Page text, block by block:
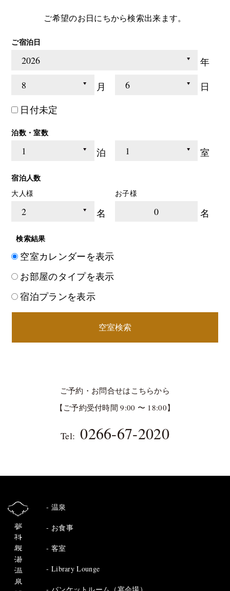
ご希望のお日にちから検索出来ます。
ご宿泊日
年
月
日
日付未定
泊数・室数
泊 室
宿泊人数
大人様
名
お子様
0 名
検索結果
空室カレンダーを表示
お部屋のタイプを表示
宿泊プランを表示
空室検索
ご予約・お問合せはこちらから
【ご予約受付時間 9:00 〜 18:00】
Tel: 0266-67-2020
温泉
お食事
客室
Library Lounge